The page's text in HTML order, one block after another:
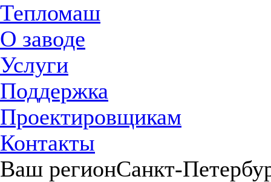
Тепломаш
О заводе
Услуги
Поддержка
Проектировщикам
Контакты
Ваш регионСанкт-